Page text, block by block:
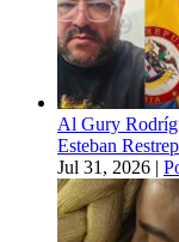
Al Gury
Esteban
Jul 31, 2026 |